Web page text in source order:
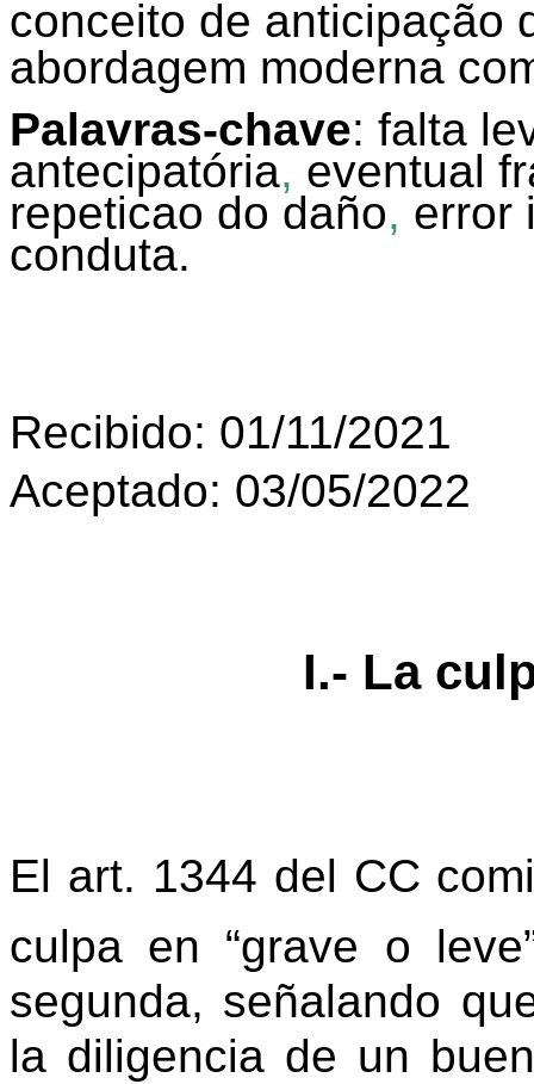
conceito de anticipação
abordagem moderna
Palavras-chave: falta
antecipatória, eventual
repeticao do daño, error
conduta.
Recibido: 01/11/2021
Aceptado: 03/05/2022
I.- La
El art. 1344 del CC
culpa en “grave o
segunda, señalando
la diligencia de un